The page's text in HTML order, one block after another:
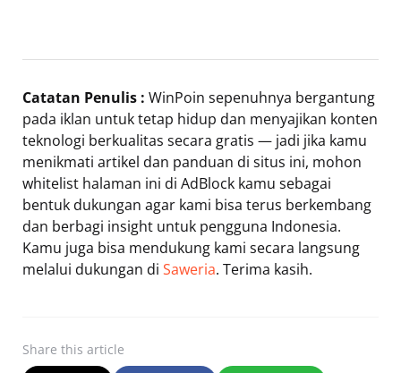
Catatan Penulis : WinPoin sepenuhnya bergantung
pada iklan untuk tetap hidup dan menyajikan konten
teknologi berkualitas secara gratis — jadi jika kamu
menikmati artikel dan panduan di situs ini, mohon
whitelist halaman ini di AdBlock kamu sebagai
bentuk dukungan agar kami bisa terus berkembang
dan berbagi insight untuk pengguna Indonesia.
Kamu juga bisa mendukung kami secara langsung
melalui dukungan di Saweria. Terima kasih.
Share this article